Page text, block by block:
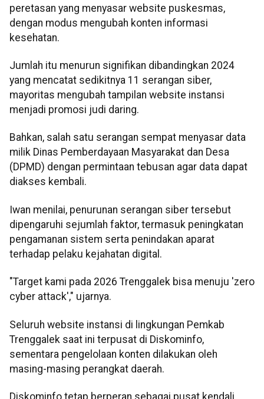
peretasan yang menyasar website puskesmas,
dengan modus mengubah konten informasi
kesehatan.
Jumlah itu menurun signifikan dibandingkan 2024
yang mencatat sedikitnya 11 serangan siber,
mayoritas mengubah tampilan website instansi
menjadi promosi judi daring.
Bahkan, salah satu serangan sempat menyasar data
milik Dinas Pemberdayaan Masyarakat dan Desa
(DPMD) dengan permintaan tebusan agar data dapat
diakses kembali.
Iwan menilai, penurunan serangan siber tersebut
dipengaruhi sejumlah faktor, termasuk peningkatan
pengamanan sistem serta penindakan aparat
terhadap pelaku kejahatan digital.
"Target kami pada 2026 Trenggalek bisa menuju 'zero
cyber attack'," ujarnya.
Seluruh website instansi di lingkungan Pemkab
Trenggalek saat ini terpusat di Diskominfo,
sementara pengelolaan konten dilakukan oleh
masing-masing perangkat daerah.